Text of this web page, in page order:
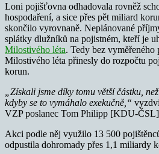
Loni pojišťovna odhadovala rovněž
hospodaření, a sice přes pět miliard
skončilo vyrovnaně. Neplánované
splátky dlužníků na pojistném, kteří je
Milostivého léta. Tedy bez vyměřeného
Milostivého léta přinesly do rozpočtu
korun.
„Získali jsme díky tomu větší částku,
kdyby se to vymáhalo exekučně,“
VZP poslanec Tom Philipp [KDU-
Akci podle něj využilo 13 500
odpustila dohromady přes 1,1 miliardy